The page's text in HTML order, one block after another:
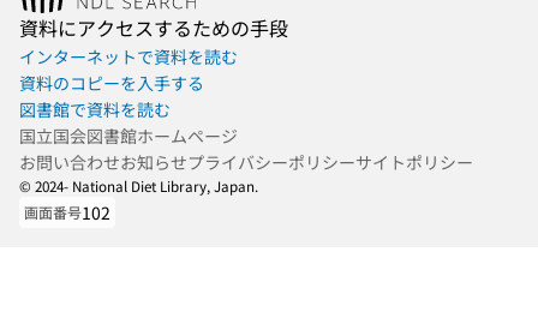
資料にアクセスするための手段
インターネットで資料を読む
資料のコピーを入手する
図書館で資料を読む
国立国会図書館ホームページ
お問い合わせお知らせプライバシーポリシーサイトポリシー
© 2024- National Diet Library, Japan.
画面番号102